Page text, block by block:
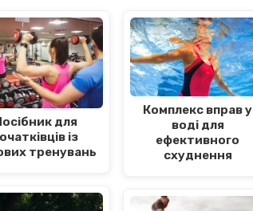
для
із
тренувань
Комплекс вправ у
воді для
ефективного
схуднення